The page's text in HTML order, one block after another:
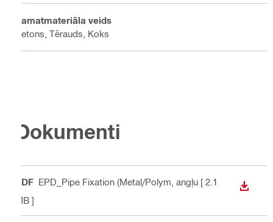
Pamatmateriāla veids
Betons, Tērauds, Koks
Dokumenti
PDF EPD_Pipe Fixation (Metal/Polym , angļu [ 2.1
MB ]